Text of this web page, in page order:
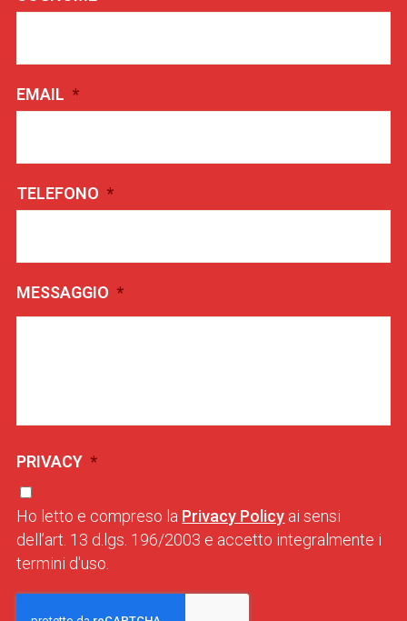
EMAIL *
TELEFONO *
MESSAGGIO *
PRIVACY *
Ho letto e compreso la Privacy Policy ai sensi
dell’art. 13 d.lgs. 196/2003 e accetto integralmente i
termini d'uso.